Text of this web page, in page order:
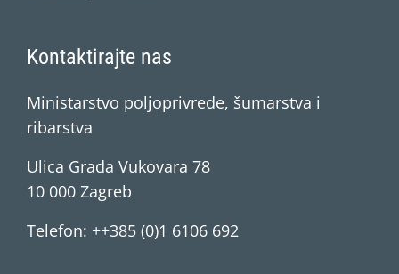
Kontaktirajte nas
Ministarstvo poljoprivrede, šumarstva i
ribarstva
Ulica Grada Vukovara 78
10 000 Zagreb
Telefon: ++385 (0)1 6106 692